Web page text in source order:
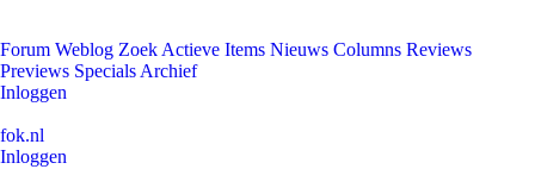
Forum Weblog Zoek Actieve Items Nieuws Columns Reviews
Previews Specials Archief
Inloggen
fok.nl
Inloggen